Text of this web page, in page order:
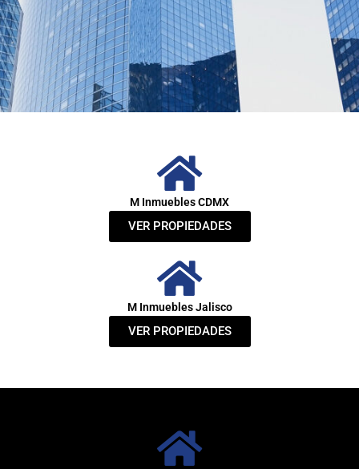
M Inmuebles CDMX
VER PROPIEDADES
M Inmuebles Jalisco
VER PROPIEDADES